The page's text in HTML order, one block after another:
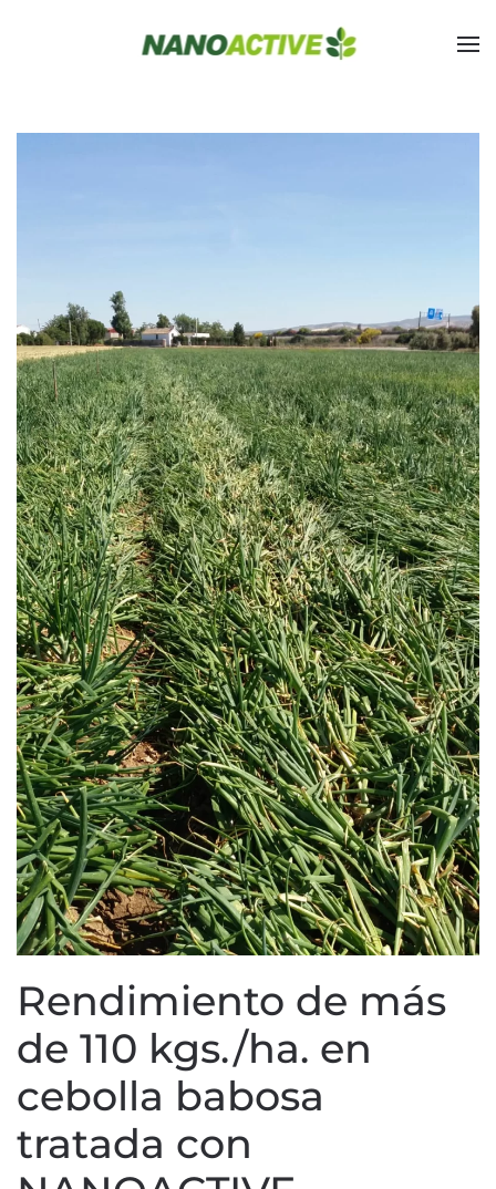
Skip to main content
Rendimiento de más
de 110 kgs./ha. en
cebolla babosa
tratada con